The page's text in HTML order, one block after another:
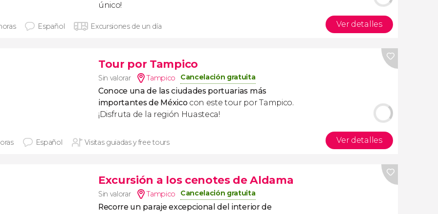
único!
Español Excursiones de un día Ver detalles
Tour por Tampico
Sin valorar Tampico Cancelación gratuita
Conoce una de las ciudades portuarias más
importantes de Méxicocon este tour por Tampico.
¡Disfruta de la región Huasteca!
Español Visitas guiadas y free tours Ver detalles
Excursión a los cenotes de Aldama
Sin valorar Tampico Cancelación gratuita
Recorre un paraje excepcional del interior de